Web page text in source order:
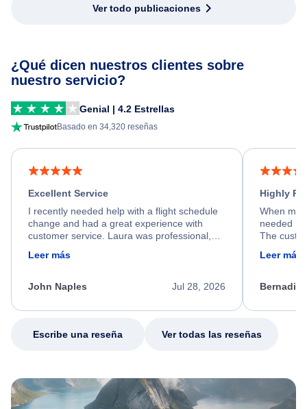
Ver todo publicaciones
¿Qué dicen nuestros clientes sobre
nuestro servicio?
Genial | 4.2 Estrellas
Basado en 34,320 reseñas
Excellent Service
I recently needed help with a flight schedule
change and had a great experience with
customer service. Laura was professional,
friendly, and very helpful throughout the
process. She quickly found a solution and
appreciate her excellent service.
Leer más
Jul 28, 2026
John Naples
Highly
When my
needed
The
calm,
my issue.
Leer más
Escribe una reseña Ver todas las reseñas